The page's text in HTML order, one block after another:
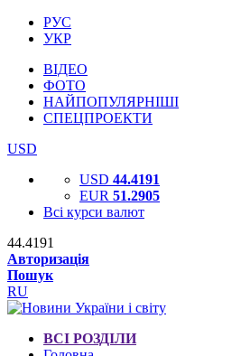
РУС
УКР
ВІДЕО
ФОТО
НАЙПОПУЛЯРНІШІ
СПЕЦПРОЕКТИ
USD
USD 44.4191
EUR 51.2905
Всі курси валют
44.4191
Авторизація
Пошук
RU
ВСІ РОЗДІЛИ